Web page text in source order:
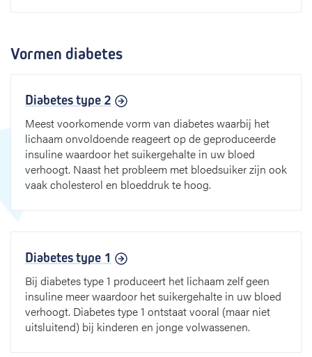
Vormen diabetes
Diabetes type 2
Meest voorkomende vorm van diabetes waarbij het
lichaam onvoldoende reageert op de geproduceerde
insuline waardoor het suikergehalte in uw bloed
verhoogt. Naast het probleem met bloedsuiker zijn ook
vaak cholesterol en bloeddruk te hoog.
Diabetes type 1
Bij diabetes type 1 produceert het lichaam zelf geen
insuline meer waardoor het suikergehalte in uw bloed
verhoogt. Diabetes type 1 ontstaat vooral (maar niet
uitsluitend) bij kinderen en jonge volwassenen.